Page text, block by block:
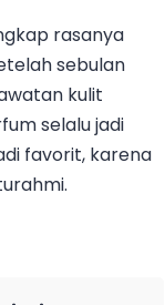
rasanya
sebulan
kulit
selalu jadi
favorit, karena